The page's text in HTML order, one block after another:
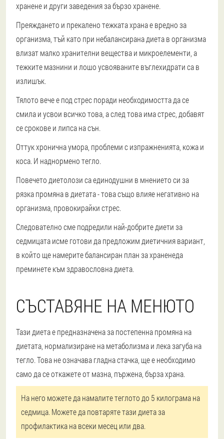
хранене и други заведения за бързо хранене.
Преяждането и прекалено тежката храна е вредно за
организма , тъй като при небалансирана диета в организма
влизат малко хранителни вещества и микроелементи, а
тежките мазнини и лошо усвояваните въглехидрати са в
излишък.
Тялото вече е под стрес поради необходимостта да се
смила и усвои всичко това, а след това има стрес, добавят
се срокове и липса на сън.
Оттук хронична умора, проблеми с изпражненията , кожа и
коса. И наднормено тегло.
Повечето диетолози са единодушни в мнението си за
рязка промяна в диетата - това също влияе негативно на
организма, провокирайки стрес.
Следователно сме подредили най-добрите диети за
седмицата исме готови да предложим диетичния вариант,
в който ще намерите балансиран план за храненеда
преминете към здравословна диета.
СЪСТАВЯНЕ НА МЕНЮТО
Тази диета е предназначена за постепенна промяна на
диетата , нормализиране на метаболизма и лека загуба на
тегло. Това не означава гладна стачка, ще е необходимо
само да се откажете от мазна, пържена, бърза храна.
На него можете да намалите теглото до 5 килограма на
седмица. Можете да повтаряте тази диета за
профилактика на всеки месец или два.